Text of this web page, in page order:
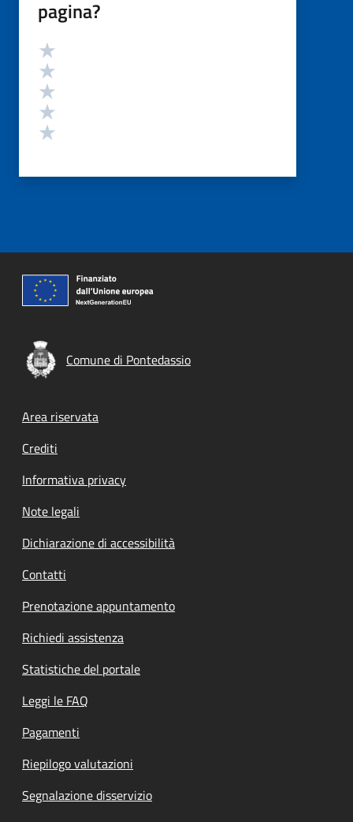
pagina?
Valutazione
Comune di Pontedassio
Footer menu
Area riservata
Crediti
Informativa privacy
Note legali
Dichiarazione di accessibilità
Contatti
Prenotazione appuntamento
Richiedi assistenza
Statistiche del portale
Leggi le FAQ
Pagamenti
Riepilogo valutazioni
Segnalazione disservizio